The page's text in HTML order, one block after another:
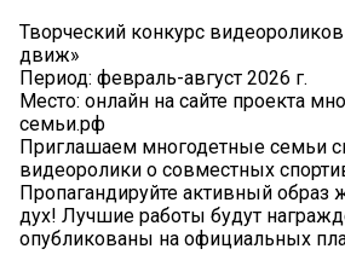
Творческий конкурс
движ»
Период: февраль-август 2026 г.
Место: онлайн на сайте проекта
семьи.рф
Приглашаем многодетные семьи
видеоролики о совместных
Пропагандируйте активный
дух! Лучшие работы будут
опубликованы на официальных